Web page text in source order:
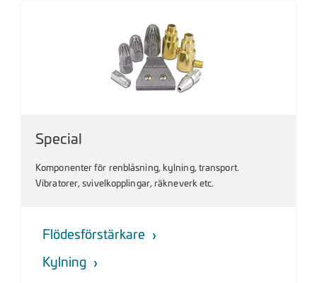
Special
Komponenter för renblåsning, kylning, transport.
Vibratorer, svivelkopplingar, räkneverk etc.
Flödesförstärkare
Kylning